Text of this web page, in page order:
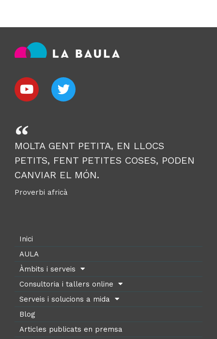
MOLTA GENT PETITA, EN LLOCS
PETITS, FENT PETITES COSES, PODEN
CANVIAR EL MÓN.
Proverbi africà
Inici
AULA
Àmbits i serveis
Consultoria i tallers online
Serveis i solucions a mida
Blog
Articles publicats en premsa